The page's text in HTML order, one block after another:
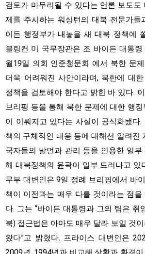
검토가 마무리될 수 있다는 언론 보도도
제를 주시하는 워싱턴의 대북 전문가들
이든 행정부가 내놓을 새 대북 정책에
블링컨 미 국무장관은 조 바이든 대통
월19일 의회 인준청문회 에서 북한 문
더욱 어려워진 사안이라며, 북한에 대
정책을 검토해야 한다고 밝힌 바 있다.
브리핑 등을 통해 북한 문제에 대한 행
이 이뤄지고 있다는 사실이 공식화됐다.
책의 구체적인 내용 등에 대해선 알려진
국자들의 발언과 관리 등을 인용한 일
해 대북정책의 윤곽이 일부 드러나고 있
무부 대변인은 9일 정례 브리핑에서 바
책이 이전과는 매우 다를 것이라는 점을
다. 그는 “바이든 대통령과 그의 팀은 취
북) 접근법은 아마도 매우 달라 보일 것
왔다”고 밝혔다. 프라이스 대변인은